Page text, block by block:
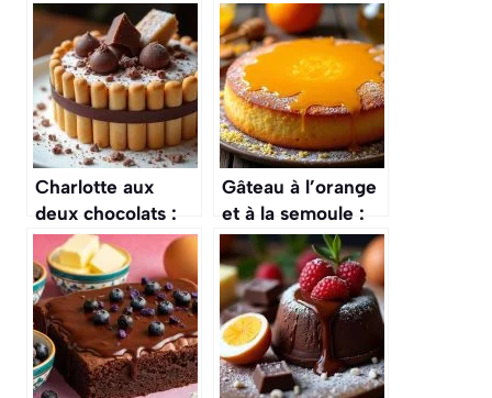
Charlotte aux
deux chocolats :
recette
gourmande
Gâteau à l’orange
et à la semoule :
recette facile et
délicieuse